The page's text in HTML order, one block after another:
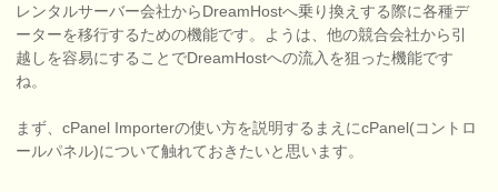
レンタルサーバー会社からDreamHostへ乗り換えする際に各種デ
ーターを移行するための機能です。ようは、他の競合会社から引
越しを容易にすることでDreamHostへの流入を狙った機能です
ね。
まず、cPanel Importerの使い方を説明するまえにcPanel(コントロ
ールパネル)について触れておきたいと思います。